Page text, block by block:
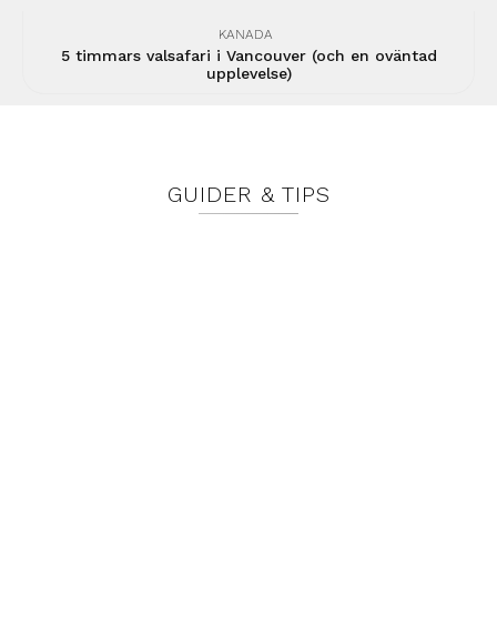
KANADA
5 timmars valsafari i Vancouver (och en oväntad
upplevelse)
GUIDER & TIPS